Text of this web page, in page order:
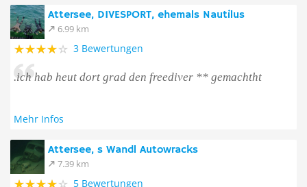
Attersee, DIVESPORT, ehemals Nautilus
6.99 km
3 Bewertungen
.ich hab heut dort grad den freediver ** gemachtht
Mehr Infos
Attersee, s Wandl Autowracks
7.39 km
5 Bewertungen